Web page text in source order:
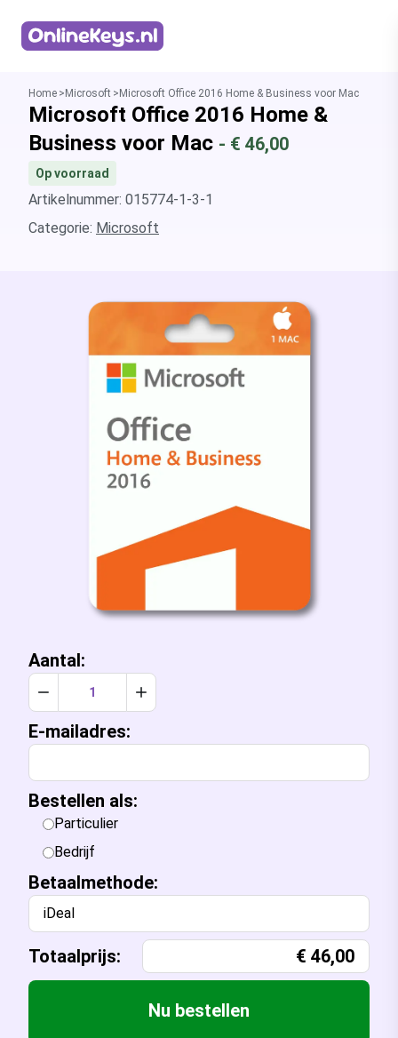
Home Microsoft Microsoft Office 2016 Home & Business voor Mac
Microsoft Office 2016 Home &
Business voor Mac - € 46,00
Op voorraad
Artikelnummer: 015774-1-3-1
Categorie: Microsoft
Aantal:
Verlaag aantal met 1Verhoog aantal met 1
E-mailadres:
Bestellen als:
Particulier
Bedrijf
Betaalmethode:
iDeal
Totaalprijs: € 46,00
Nu bestellen